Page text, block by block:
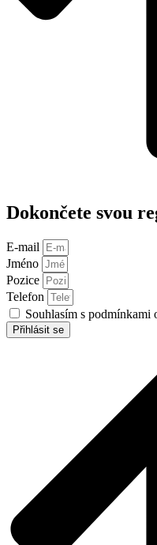
Dokončete svou
E-mail
Jméno
Pozice
Telefon
Souhlasím s podmínkami
Přihlásit se